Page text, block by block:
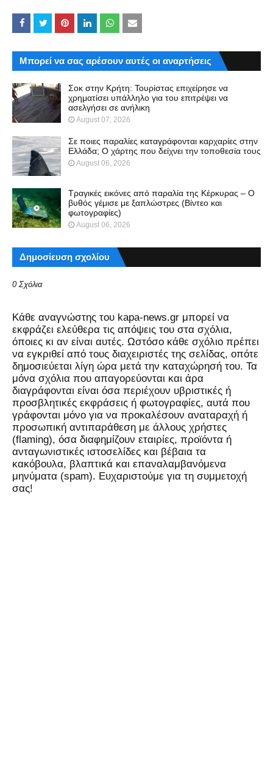
Μπορεί να σας αρέσουν αυτές οι αναρτήσεις
Σοκ στην Κρήτη: Τουρίστας επιχείρησε να
χρηματίσει υπάλληλο για του επιτρέψει να
ασελγήσει σε ανήλικη
August 07, 2026
Σε ποιες παραλίες καταγράφονται καρχαρίες στην
Ελλάδα; Ο χάρτης που δείχνει την τοποθεσία τους
August 06, 2026
Τραγικές εικόνες από παραλία της Κέρκυρας – Ο
βυθός γέμισε με ξαπλώστρες (Βίντεο και
φωτογραφίες)
August 06, 2026
Δημοσίευση σχολίου
0 Σχόλια
Kάθε αναγνώστης του kapa-news.gr μπορεί να
εκφράζει ελεύθερα τις απόψεις του στα σχόλια,
όποιες κι αν είναι αυτές. Ωστόσο κάθε σχόλιο πρέπει
να εγκριθεί από τους διαχειριστές της σελίδας, οπότε
δημοσιεύεται λίγη ώρα μετά την καταχώρησή του. Τα
μόνα σχόλια που απαγορεύονται και άρα
διαγράφονται είναι όσα περιέχουν υβριστικές ή
προσβλητικές εκφράσεις ή φωτογραφίες, αυτά που
γράφονται μόνο για να προκαλέσουν αναταραχή ή
προσωπική αντιπαράθεση με άλλους χρήστες
(flaming), όσα διαφημίζουν εταιρίες, προϊόντα ή
ανταγωνιστικές ιστοσελίδες και βέβαια τα
κακόβουλα, βλαπτικά και επαναλαμβανόμενα
μηνύματα (spam). Ευχαριστούμε για τη συμμετοχή
σας!